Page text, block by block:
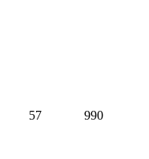
57 990